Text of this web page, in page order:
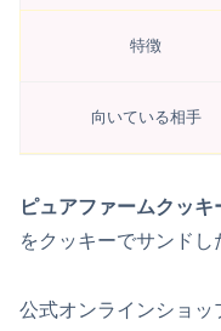
特徴
向いている相手
ピュアファームクッキ
をクッキーでサンドし
公式オンラインショッ